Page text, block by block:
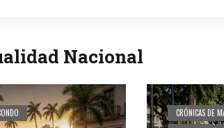
Nacional
CRÓNICAS DE